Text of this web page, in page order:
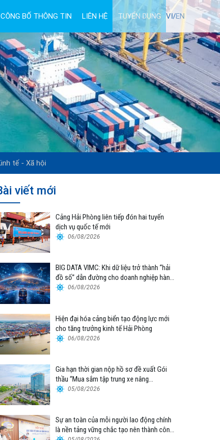
CÔNG BỐ THÔNG TIN LIÊN HỆ TUYỂN DỤNG VI/EN
tế - Xã hội
viết mới
Cảng Hải Phòng liên tiếp đón hai tuyến
dịch vụ quốc tế mới
06/08/2026
BIG DATA VIMC: Khi dữ liệu trở thành “hải
đồ số” dẫn đường cho doanh nghiệp hàng
hải 06/08/2026
Hiện đại hóa cảng biển tạo động lực mới
cho tăng trưởng kinh tế Hải Phòng
06/08/2026
Gia hạn thời gian nộp hồ sơ đề xuất Gói
thầu “Mua sắm tập trung xe nâng
container thuộc Tổng công ty Hàng hải
05/08/2026
Sự an toàn của mỗi người lao động chính
là nền tảng vững chắc tạo nên thành công